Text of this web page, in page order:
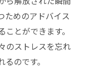
ためのアドバイス
とができます。
のストレスを忘れ
のです。